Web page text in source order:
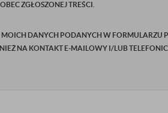
ZGŁOSZONEJ TREŚCI.
DANYCH PODANYCH W FORMULARZU
NA KONTAKT E-MAILOWY I/LUB